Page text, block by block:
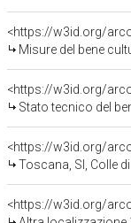
<https://w3id.org/
Misure del bene
<https://w3id.org/
Stato tecnico del
<https://w3id.org/
Toscana, SI, Colle
<https://w3id.org/